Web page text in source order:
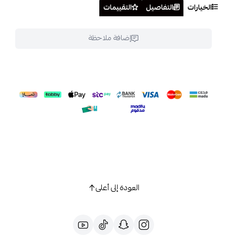
الخيارات التفاصيل التقييمات
إضافة ملاحظة
العودة إلى أعلى